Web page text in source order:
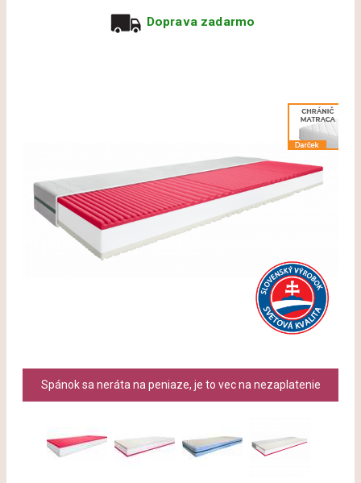
Doprava zadarmo
Spánok sa neráta na peniaze, je to vec na nezaplatenie